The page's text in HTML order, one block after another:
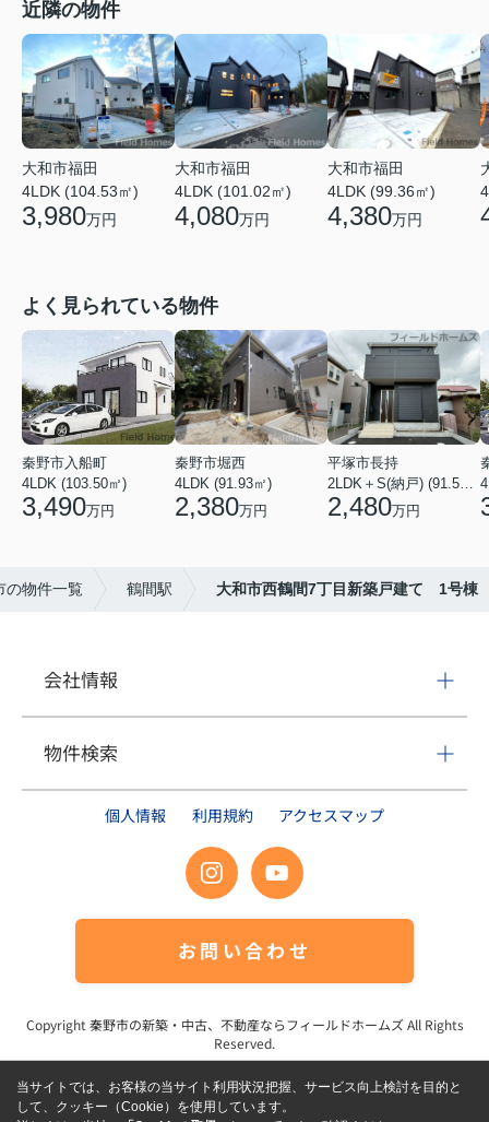
近隣の物件
大和市福田
4LDK (104.53㎡)
3,980万円
大和市福田
4LDK (101.02㎡)
4,080万円
大和市福田
4LDK (99.36㎡)
4,380万円
よく見られている物件
秦野市入船町
4LDK (103.50㎡)
3,490万円
秦野市堀西
4LDK (91.93㎡)
2,380万円
平塚市長持
2LDK＋S(納戸) (91.52㎡)
2,480万円
の物件一覧 鶴間駅 大和市西鶴間7丁目新築戸建て 1号棟
会社情報
物件検索
個人情報 利用規約 アクセスマップ
お問い合わせ
Copyright 秦野市の新築・中古、不動産ならフィールドホームズAll Rights
Reserved.
当サイトでは、お客様の当サイト利用状況把握、サービス向上検討を目的と
して、クッキー（Cookie）を使用しています。